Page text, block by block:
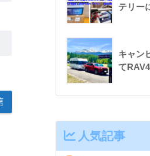
テリー
キャン
て
人気記事